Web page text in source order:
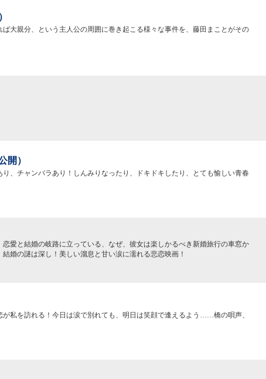
大親分、という主人公の周囲に巻き起こる様々な事件を、藤田まことがその
開）
、チャンバラあり！しんみりなったり、ドキドキしたり、とても愉しい青春
愛と結婚の岐路に立っている、なぜ、彼女は楽しかるべき新婚旅行の車窓か
婚の謎は深し！美しい溜息と甘い涙に濡れる悲恋映画！
私を訪れる！今日は涙で別れても、明日は笑顔で逢えるよう……橋の唄声、